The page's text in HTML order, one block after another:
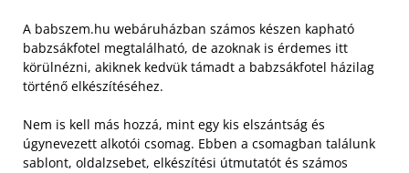
A babszem.hu webáruházban számos készen kapható
babzsákfotel megtalálható, de azoknak is érdemes itt
körülnézni, akiknek kedvük támadt a babzsákfotel házilag
történő elkészítéséhez.
Nem is kell más hozzá, mint egy kis elszántság és
úgynevezett alkotói csomag. Ebben a csomagban találunk
sablont, oldalzsebet, elkészítési útmutatót és számos